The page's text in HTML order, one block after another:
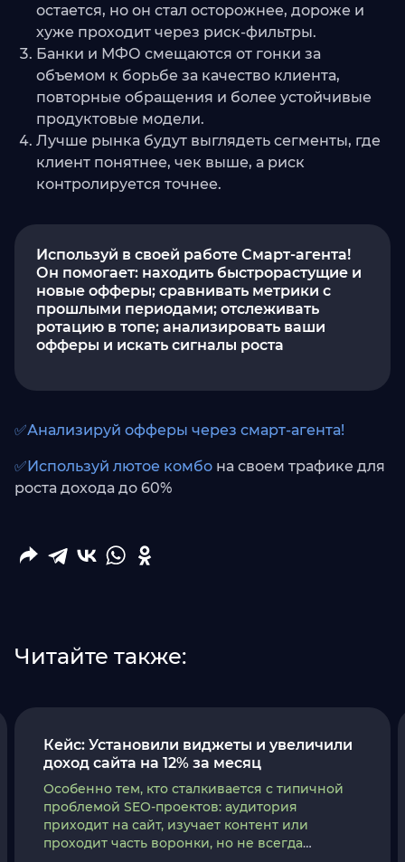
остается, но он стал осторожнее, дороже и
хуже проходит через риск-фильтры.
Банки и МФО смещаются от гонки за
объемом к борьбе за качество клиента,
повторные обращения и более устойчивые
продуктовые модели.
Лучше рынка будут выглядеть сегменты, где
клиент понятнее, чек выше, а риск
контролируется точнее.
Используй в своей работе Смарт-агента!
Он помогает: находить быстрорастущие и
новые офферы; сравнивать метрики с
прошлыми периодами; отслеживать
ротацию в топе; анализировать ваши
офферы и искать сигналы роста
✅Анализируй офферы через смарт-агента!
✅Используй лютое комбо на своем трафике для
роста дохода до 60%
Читайте также:
Кейс: Установили виджеты и увеличили
доход сайта на 12% за месяц
Особенно тем, кто сталкивается с типичной
проблемой SEO-проектов: аудитория
приходит на сайт, изучает контент или
проходит часть воронки, но не всегда